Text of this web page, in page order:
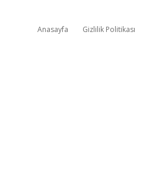
Anasayfa Gizlilik Politikası